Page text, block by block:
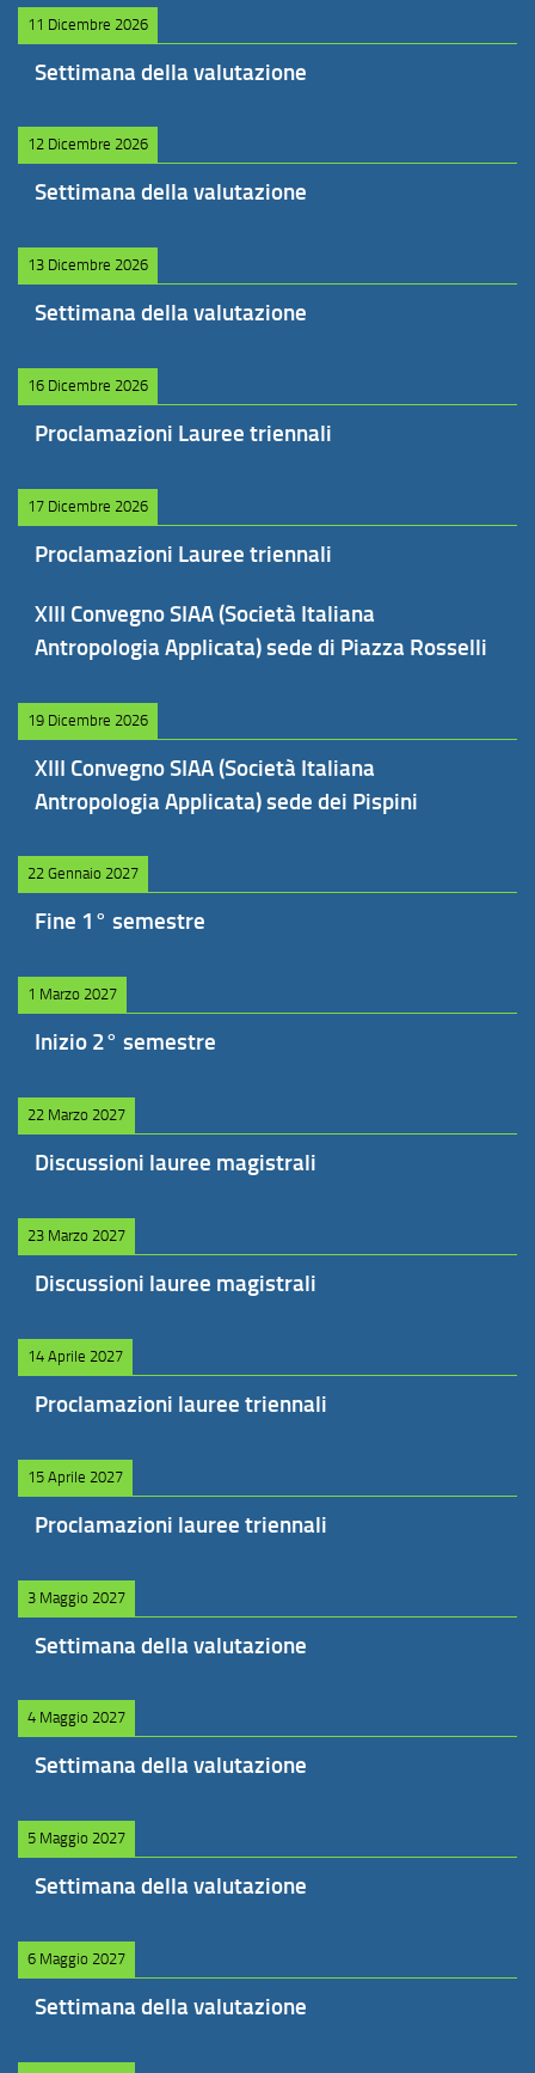
11 Dicembre 2026
Settimana della valutazione
12 Dicembre 2026
Settimana della valutazione
13 Dicembre 2026
Settimana della valutazione
16 Dicembre 2026
Proclamazioni Lauree triennali
17 Dicembre 2026
Proclamazioni Lauree triennali
XIII Convegno SIAA (Società Italiana
Antropologia Applicata) sede di Piazza Rosselli
19 Dicembre 2026
XIII Convegno SIAA (Società Italiana
Antropologia Applicata) sede dei Pispini
22 Gennaio 2027
Fine 1° semestre
1 Marzo 2027
Inizio 2° semestre
22 Marzo 2027
Discussioni lauree magistrali
23 Marzo 2027
Discussioni lauree magistrali
14 Aprile 2027
Proclamazioni lauree triennali
15 Aprile 2027
Proclamazioni lauree triennali
3 Maggio 2027
Settimana della valutazione
4 Maggio 2027
Settimana della valutazione
5 Maggio 2027
Settimana della valutazione
6 Maggio 2027
Settimana della valutazione